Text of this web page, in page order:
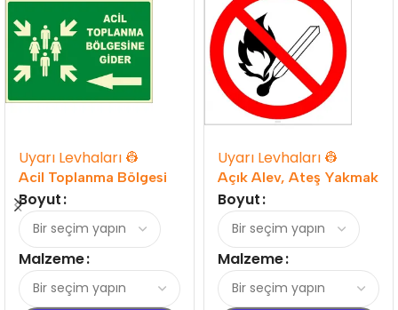
Uyarı Levhaları 👷
Acil Toplanma Bölgesi
Sol Yön
Levhası/Tabelası –
Güvenli Çıkış
Boyut
Malzeme
Uyarı Levhaları 👷
Açık Alev, Ateş Yakmak
Yasaktır
İşareti/Levhası/Etiketi
Satın Al
Boyut
Malzeme